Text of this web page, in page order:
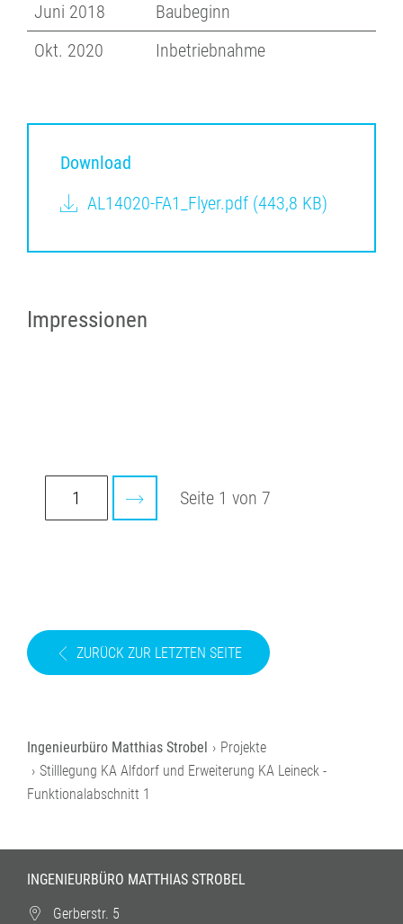
Juni 2018
Baubeginn
Okt. 2020
Inbetriebnahme
Download
AL14020-FA1_Flyer.pdf (443,8 KB)
Impressionen
Seite 1 von 7
ZURÜCK ZUR LETZTEN SEITE
Projekte
Stilllegung KA Alfdorf und Erweiterung KA Leineck -
Funktionalabschnitt 1
INGENIEURBÜRO MATTHIAS STROBEL
Gerberstr. 5